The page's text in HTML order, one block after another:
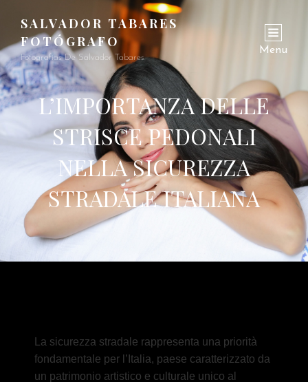
SALVADOR TABARES
FOTÓGRAFO
Fotografías De Salvador Tabares
Menu
L’IMPORTANZA DELLE
STRISCE PEDONALI
NELLA SICUREZZA
STRADALE ITALIANA
La sicurezza stradale rappresenta una priorità
fondamentale per l’Italia, paese caratterizzato da
un patrimonio artistico e culturale unico al